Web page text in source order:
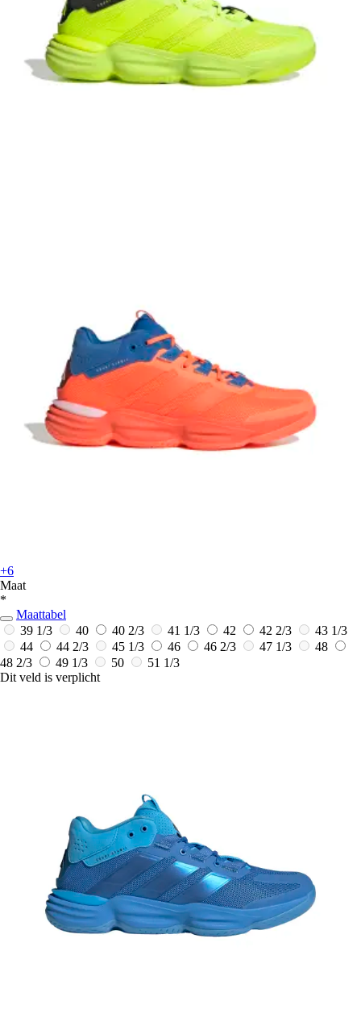
+6
Maat
*
Maattabel
39 1/3
40 40 2/3 41 1/3 42 42 2/3
43 1/3
44
44 2/3 45 1/3 46 46 2/3 47 1/3
48
48 2/3
49 1/3 50
51 1/3
Dit veld is verplicht